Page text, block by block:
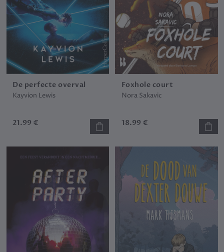
De perfecte overval
Kayvion Lewis
21.99 €
Foxhole court
Nora Sakavic
18.99 €